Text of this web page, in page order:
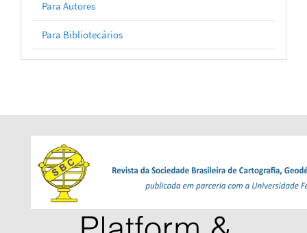
Para Autores
Para Bibliotecários